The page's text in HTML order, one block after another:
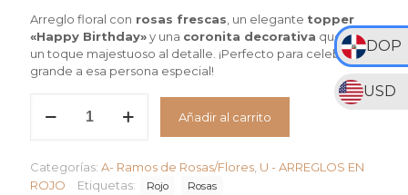
DOP
USD
Arreglo floral con rosas frescas , un elegante topper
«Happy Birthday»y una coronita decorativa que le da
un toque majestuoso al detalle. ¡Perfecto para celebrar en
grande a esa persona especial!
Añadir al carrito
Categorías: A- Ramos de Rosas/Flores U - ARREGLOS EN
ROJO
Etiquetas: Rojo Rosas